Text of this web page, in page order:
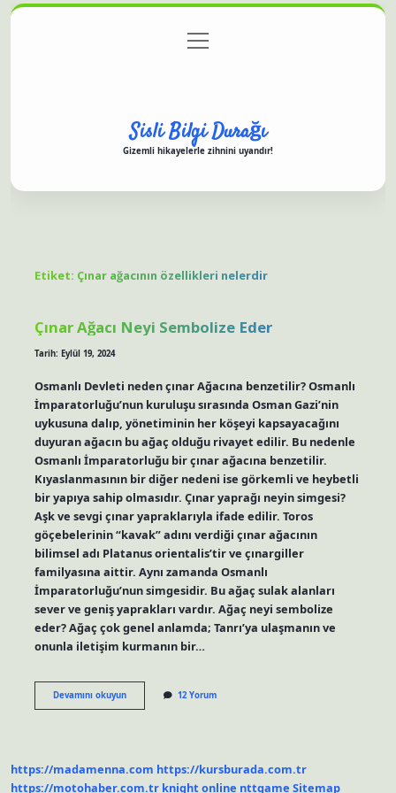
Gizlilik Politikası
menüyü
aç
Sisli Bilgi Durağı
Gizemli hikayelerle zihnini uyandır!
Etiket: Çınar ağacının özellikleri nelerdir
Çınar Ağacı Neyi Sembolize Eder
Tarih: Eylül 19, 2024
Osmanlı Devleti neden çınar Ağacına benzetilir? Osmanlı
İmparatorluğu’nun kuruluşu sırasında Osman Gazi’nin
uykusuna dalıp, yönetiminin her köşeyi kapsayacağını
duyuran ağacın bu ağaç olduğu rivayet edilir. Bu nedenle
Osmanlı İmparatorluğu bir çınar ağacına benzetilir.
Kıyaslanmasının bir diğer nedeni ise görkemli ve heybetli
bir yapıya sahip olmasıdır. Çınar yaprağı neyin simgesi?
Aşk ve sevgi çınar yapraklarıyla ifade edilir. Toros
göçebelerinin “kavak” adını verdiği çınar ağacının
bilimsel adı Platanus orientalis’tir ve çınargiller
familyasına aittir. Aynı zamanda Osmanlı
İmparatorluğu’nun simgesidir. Bu ağaç sulak alanları
sever ve geniş yaprakları vardır. Ağaç neyi sembolize
eder? Ağaç çok genel anlamda; Tanrı’ya ulaşmanın ve
onunla iletişim kurmanın bir…
Devamını okuyunÇınar
Ağacı
12 Yorum
https://madamenna.com https://kursburada.com.tr
https://motohaber.com.tr knight online nttgame Sitemap